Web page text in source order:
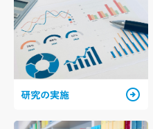
研究の実施 arrow_circle_right